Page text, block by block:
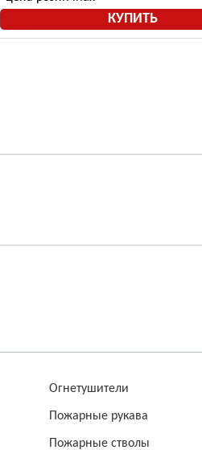
КУПИТЬ
Огнетушители
Пожарные рукава
Пожарные стволы